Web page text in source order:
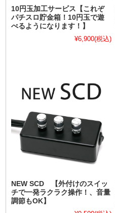
10円玉加工サービス【これぞ
パチスロ貯金箱！10円玉で遊
べるようになります！】
¥6,900(税込)
NEW SCD 【外付けのスイッ
チで一発ラクラク操作！、音量
調節もOK】